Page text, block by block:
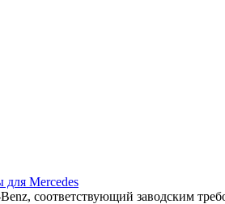
для Mercedes
соответствующий заводским